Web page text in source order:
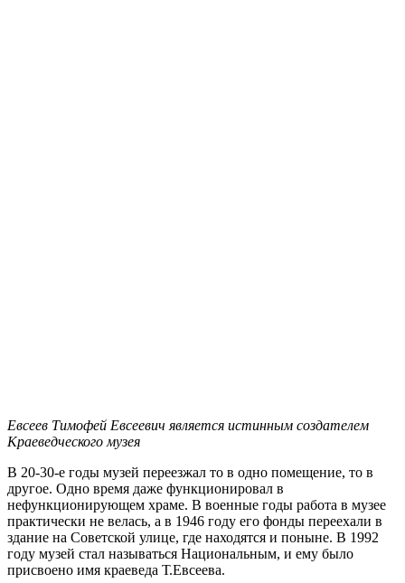
Евсеев Тимофей Евсеевич является истинным создателем
Краеведческого музея
В 20-30-е годы музей переезжал то в одно помещение, то в
другое. Одно время даже функционировал в
нефункционирующем храме. В военные годы работа в музее
практически не велась, а в 1946 году его фонды переехали в
здание на Советской улице, где находятся и поныне. В 1992
году музей стал называться Национальным, и ему было
присвоено имя краеведа Т.Евсеева.